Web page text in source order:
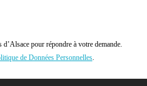
pour répondre à votre demande.
de Données Personnelles.